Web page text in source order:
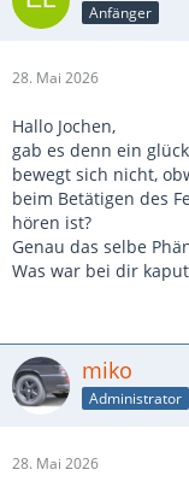
Anfänger
28. Mai 2026
Hallo Jochen,
gab es denn ein
bewegt sich nicht,
beim Betätigen des
hören ist?
Genau das selbe
Was war bei dir
miko
Administrator
28. Mai 2026